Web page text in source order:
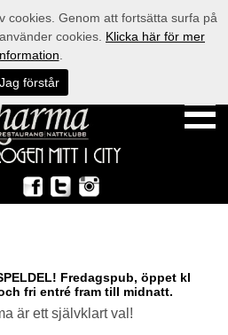
Fredagspub, öppet kl
fri entré fram till midnatt.
är ett självklart val!
cookies. Genom att fortsätta surfa på
cookies. Klicka här för mer
Jag förstår